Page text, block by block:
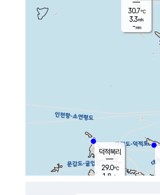
30.7℃
3.3m/s
-mm
덕적북리
29.0℃
1.8 m/s